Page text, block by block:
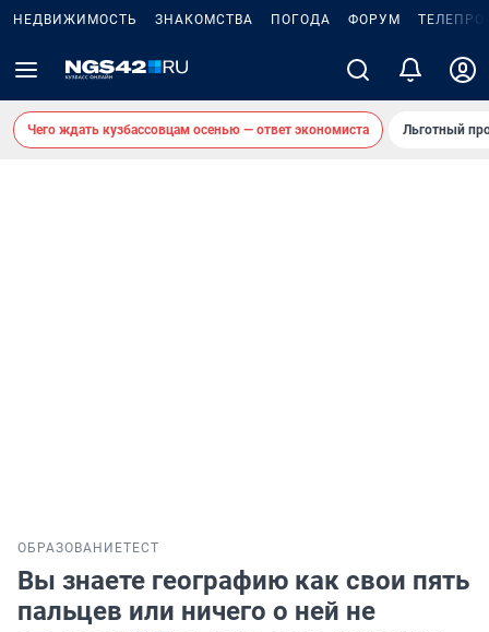
НЕДВИЖИМОСТЬ ЗНАКОМСТВА ПОГОДА ФОРУМ
Чего ждать кузбассовцам осенью — ответ экономиста Льготный
ОБРАЗОВАНИЕТЕСТ
Вы знаете географию как свои пять
пальцев или ничего о ней не